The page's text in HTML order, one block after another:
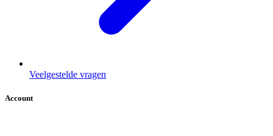
Veelgestelde vragen
Account